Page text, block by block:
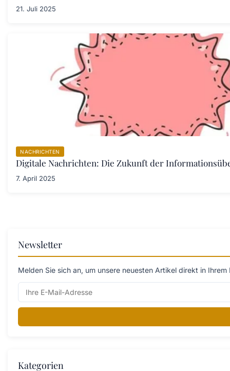
21. Juli 2025
NACHRICHTEN
Digitale Nachrichten: Die Zukunft der
7. April 2025
Newsletter
Melden Sie sich an, um unsere neuesten Artikel direkt in
Kategorien